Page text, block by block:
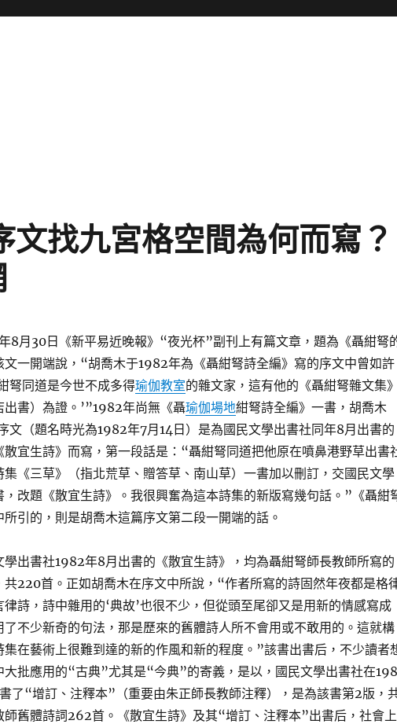
找九宮格空間為何而寫？
8月30日《新平易近晚報》“夜光杯”副刊上有篇文章，題為《聶紺弩
文一開端說，“胡喬木于1982年為《聶紺弩詩全編》寫的序文中曾如許
弩同道是今世不成多得瑜伽教室的雜文家，這有他的《聶紺弩雜文集》
出書）為證。’”1982年尚無《聶瑜伽場地紺弩詩全編》一書，胡喬木
文（題名時光為1982年7月14日）是為國民文學出書社同年8月出書的
散宜生詩》而寫，第一段話是：“聶紺弩同道把他原在噴鼻港野草出書
集《三草》（指北荒草、贈答草、南山草）一書加以刪訂，交國民文學
，改題《散宜生詩》。我很興奮為這本詩集的新版寫幾句話。”《聶紺
所引的，則是胡喬木這篇序文第二段一開端的話。
學出書社1982年8月出書的《散宜生詩》，均為聶紺弩師長教師所寫的
共220首。正如胡喬木在序文中所說，“作者所寫的詩固然年夜都是格
律詩，詩中雜用的‘典故’也很不少，但從頭至尾卻又是用新的情感寫成
了不少新奇的句法，那是歷來的舊體詩人所不會用或不敢用的。這就構
集在藝術上很難到達的新的作風和新的程度。”該書出書后，不少讀者
大批應用的“古典”尤其是“今典”的寄義，是以，國民文學出書社在
了“增訂、注釋本”（重要由朱正師長教師注釋），是為該書第2版，
師舊體詩詞262首。《散宜生詩》及其“增訂、注釋本”出書后，社會上